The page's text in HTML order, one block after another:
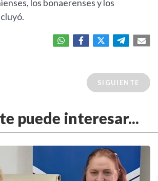
los bonaerenses y los
SIGUIENTE
puede interesar...